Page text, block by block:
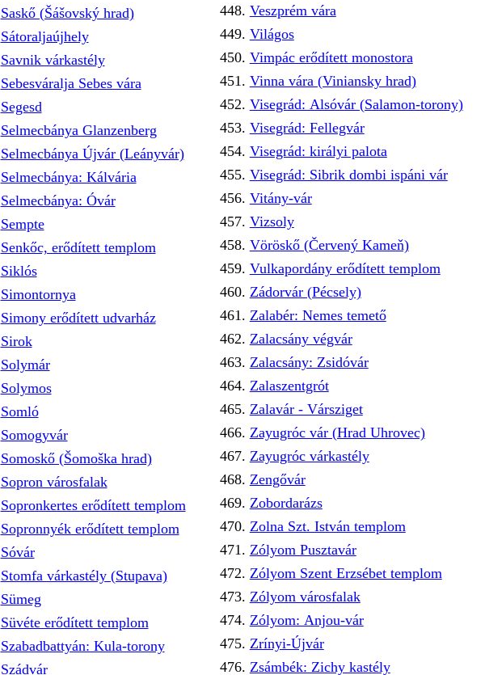
Saskő (Šášovský hrad)
Sátoraljaújhely
Savnik várkastély
Sebesváralja Sebes vára
Segesd
Selmecbánya Glanzenberg
Selmecbánya Újvár (Leányvár)
Selmecbánya: Kálvária
Selmecbánya: Óvár
Sempte
Senkőc, erődített templom
Siklós
Simontornya
Simony erődített udvarház
Sirok
Solymár
Solymos
Somló
Somogyvár
Somoskő (Šomoška hrad)
Sopron városfalak
Sopronkertes erődített templom
Sopronnyék erődített templom
Sóvár
Stomfa várkastély (Stupava)
Sümeg
Süvéte erődített templom
Szabadbattyán: Kula-torony
Szádvár
Veszprém vára
Világos
Vimpác erődített monostora
Vinna vára (Viniansky hrad)
Visegrád: Alsóvár (Salamon-torony)
Visegrád: Fellegvár
Visegrád: királyi palota
Visegrád: Sibrik dombi ispáni vár
Vitány-vár
Vizsoly
Vöröskő (Červený Kameň)
Vulkapordány erődített templom
Zádorvár (Pécsely)
Zalabér: Nemes temető
Zalacsány végvár
Zalacsány: Zsidóvár
Zalaszentgrót
Zalavár - Vársziget
Zayugróc vár (Hrad Uhrovec)
Zayugróc várkastély
Zengővár
Zobordarázs
Zolna Szt. István templom
Zólyom Pusztavár
Zólyom Szent Erzsébet templom
Zólyom városfalak
Zólyom: Anjou-vár
Zrínyi-Újvár
Zsámbék: Zichy kastély